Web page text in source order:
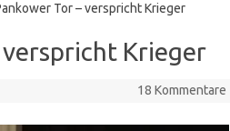
Tor – verspricht Krieger
verspricht Krieger
18 Kommentare